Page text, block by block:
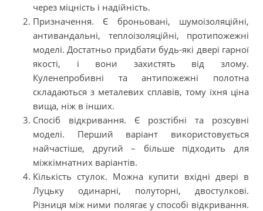
через міцність і надійність.
Призначення. Є броньовані, шумоізоляційні,
антивандальні, теплоізоляційні, протипожежні
моделі. Достатньо придбати будь-які двері гарної
якості, і вони захистять від злому.
Куленепробивні та антипожежні полотна
складаються з металевих сплавів, тому їхня ціна
вища, ніж в інших.
Спосіб відкривання. Є розстібні та розсувні
моделі. Перший варіант використовується
найчастіше, другий – більше підходить для
міжкімнатних варіантів.
Кількість стулок. Можна купити вхідні двері в
Луцьку одинарні, полуторні, двостулкові.
Різниця між ними полягає у способі відкривання.